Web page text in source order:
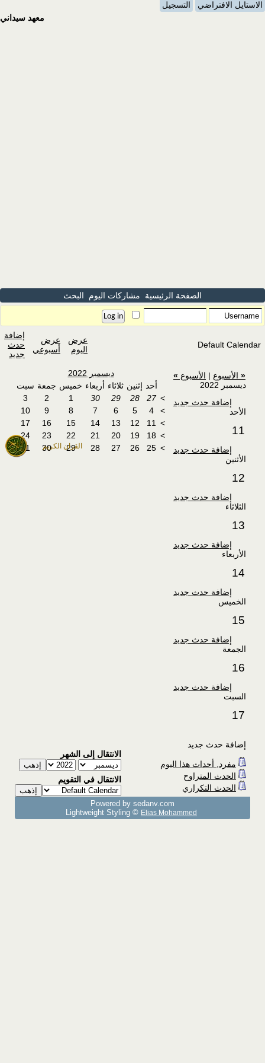
القران الكريم
الاستايل الافتراضي
التسجيل
معهد سيداني
الصفحة الرئيسية مشاركات اليوم البحث
Default Calendar
عرض
اليوم
عرض
أسبوعي
إضافة
حدث
جديد
« الأسبوع | الأسبوع »
ديسمبر 2022
إضافة حدث جديد
الأحد
11
إضافة حدث جديد
الأثنين
12
إضافة حدث جديد
الثلاثاء
13
إضافة حدث جديد
الأربعاء
14
إضافة حدث جديد
الخميس
15
إضافة حدث جديد
الجمعة
16
إضافة حدث جديد
السبت
17
ديسمبر 2022
أحد إثنين ثلاثاء أربعاء خميس جمعة سبت
>
27
28
29
30
1
2
3
>
4
5
6
7
8
9
10
>
11
12
13
14
15
16
17
>
18
19
20
21
22
23
24
>
25
26
27
28
29
30
31
إضافة حدث جديد
مفرد, أحداث هذا اليوم
الحدث المتراوح
الحدث التكراري
الانتقال إلى الشهر
الانتقال في التقويم
Powered by sedany.com
Lightweight Styling © Elias Mohammed